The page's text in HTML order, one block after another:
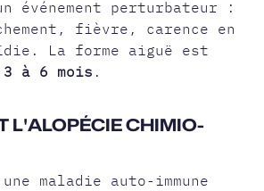
événement perturbateur :
, fièvre, carence en
La forme aiguë est
à 6 mois .
L'ALOPÉCIE CHIMIO-
maladie auto-immune